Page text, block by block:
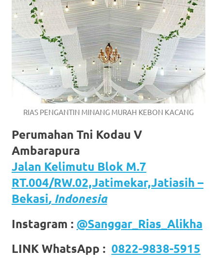
RIAS PENGANTIN MINANG MURAH KEBON KACANG
Perumahan Tni Kodau V
Ambarapura
Jalan Kelimutu Blok M.7
RT.004/RW.02,Jatimekar,Jatiasih –
Bekasi, Indonesia
Instagram : @Sanggar_Rias_Alikha
LINK WhatsApp : 0822-9838-5915